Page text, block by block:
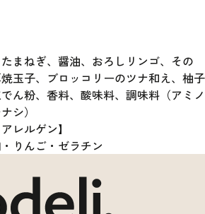
まねぎ、醤油、おろしリンゴ、その
玉子、ブロッコリーのツナ和え、柚子
ん粉、香料、酸味料、調味料（アミノ
シ）
レルゲン】
りんご・ゼラチン